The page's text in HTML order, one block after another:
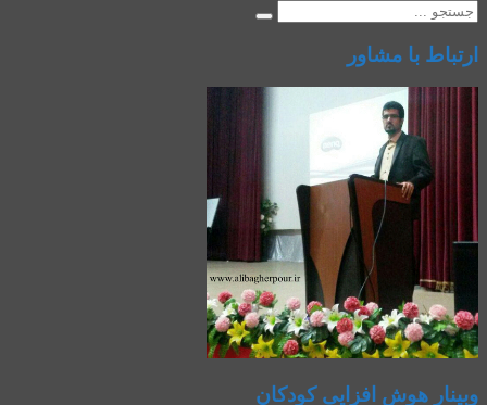
ارتباط با مشاور
وبینار هوش افزایی کودکان